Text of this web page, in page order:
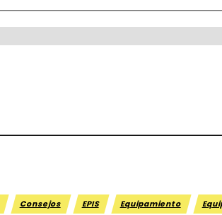
Consejos EPIS Equipamiento